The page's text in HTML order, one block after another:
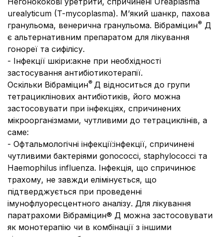
urealyticum (T-mycoplasma). М’який шанкр, пахова
гранульома, венерична гранульома. Вібраміцин® Д
є альтернативним препаратом для лікування
гонореї та сифілісу.
- Інфекції шкіри:акне при необхідності
застосування антибіотикотерапії.
Оскільки Вібраміцин® Д відноситься до групи
тетрациклінових антибіотиків, його можна
застосовувати при інфекціях, спричинених
мікроорганізмами, чутливими до тетрациклінів, а
саме:
- Офтальмологічні інфекції:інфекції, спричинені
чутливими бактеріями gonococci, staphylococci та
Haemophilus influenza. Інфекція, що спричинює
трахому, не завжди елімінується, що
підтверджується при проведенні
імунофлуоресцентного аналізу. Для лікування
паратрахоми Вібраміцин® Д можна застосовувати
як монотерапію чи в комбінації з іншими